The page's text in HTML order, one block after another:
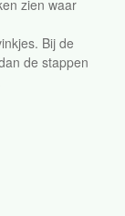
zien waar
Bij de
de stappen